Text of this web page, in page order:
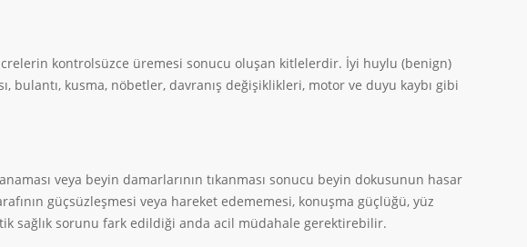
kontrolsüzce üremesi sonucu oluşan kitlelerdir. İyi huylu (benign)
bulantı, kusma, nöbetler, davranış değişiklikleri, motor ve duyu kaybı gibi
veya beyin damarlarının tıkanması sonucu beyin dokusunun hasar
güçsüzleşmesi veya hareket edememesi, konuşma güçlüğü, yüz
sağlık sorunu fark edildiği anda acil müdahale gerektirebilir.